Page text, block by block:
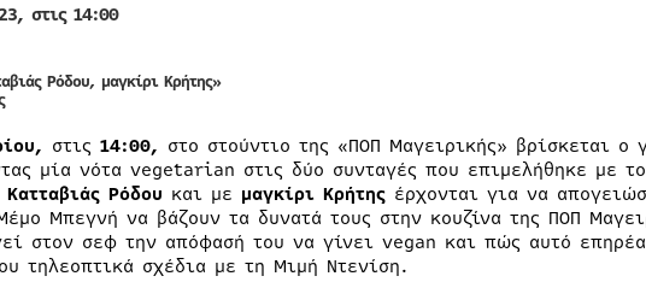
στις 14:00
Ρόδου, μαγκίρι Κρήτης»
στις 14:00, στο στούντιο της «ΠΟΠ Μαγειρικής» βρίσκεται ο
μία νότα vegetarian στις δύο συνταγές που επιμελήθηκε με
Ρόδου και με μαγκίρι Κρήτηςέρχονται για να
Μπεγνή να βάζουν τα δυνατά τους στην κουζίνα της ΠΟΠ
στον σεφ την απόφασή του να γίνει vegan και πώς αυτό
τηλεοπτικά σχέδια με τη Μιμή Ντενίση.